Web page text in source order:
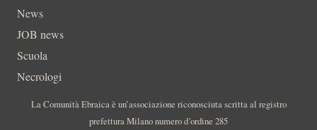
News
JOB news
Scuola
Necrologi
La Comunità Ebraica è un’associazione riconosciuta scritta al registro
prefettura Milano numero d’ordine 285